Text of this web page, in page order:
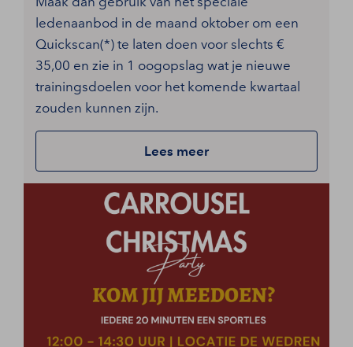
ledenaanbod in de maand oktober om een
Quickscan(*) te laten doen voor slechts €
35,00 en zie in 1 oogopslag wat je nieuwe
trainingsdoelen voor het komende kwartaal
zouden kunnen zijn.
Lees meer